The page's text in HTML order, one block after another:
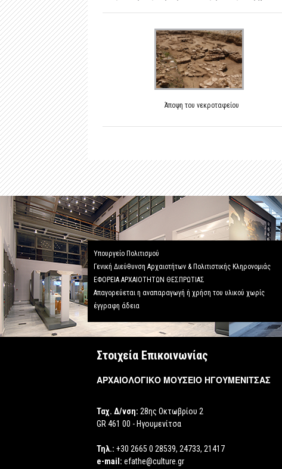
Άποψη του νεκροταφείου
Υπουργείο Πολιτισμού
Γενική Διεύθυνση Αρχαιοτήτων & Πολιτιστικής Κληρονομιάς
ΕΦΟΡΕΙΑ ΑΡΧΑΙΟΤΗΤΩΝ ΘΕΣΠΡΩΤΙΑΣ
Απαγορεύεται η αναπαραγωγή ή χρήση του υλικού χωρίς
έγγραφη άδεια
Στοιχεία Επικοινωνίας
ΑΡΧΑΙΟΛΟΓΙΚΟ ΜΟΥΣΕΙΟ ΗΓΟΥΜΕΝΙΤΣΑΣ
Ταχ. Δ/νση: 28ης Οκτωβρίου 2
GR 461 00 - Ηγουμενίτσα
Τηλ.: +30 2665 0 28539, 24733, 21417
e-mail: efathe@culture.gr